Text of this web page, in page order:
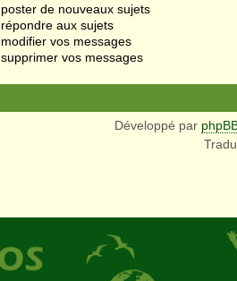
poster de nouveaux sujets
répondre aux sujets
modifier vos messages
supprimer vos messages
Développé par